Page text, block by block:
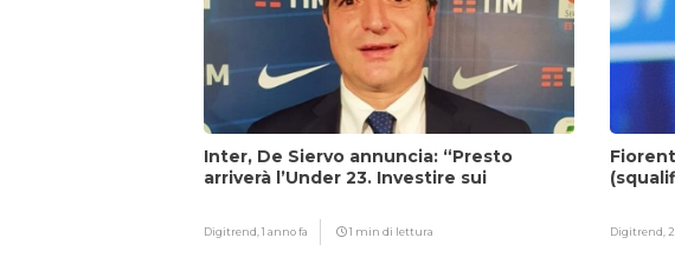
Inter, De Siervo annuncia: “Presto
arriverà l’Under 23. Investire sui
Digitrend,1 anno fa 1 min di lettura Digitrend,